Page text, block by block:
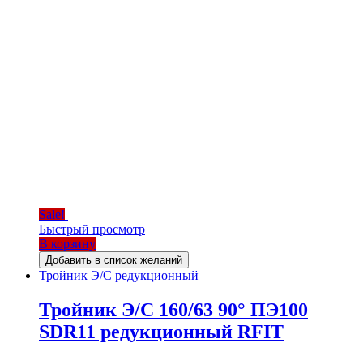
Sale!
Быстрый просмотр
В корзину
Добавить в список желаний
Тройник Э/С редукционный
Тройник Э/С 160/63 90° ПЭ100
SDR11 редукционный RFIT